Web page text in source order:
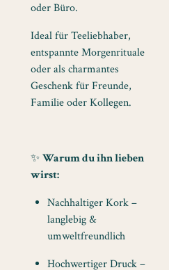
oder Büro.
Ideal für Teeliebhaber,
entspannte Morgenrituale
oder als charmantes
Geschenk für Freunde,
Familie oder Kollegen.
✨ Warum du ihn lieben
wirst:
Nachhaltiger Kork –
langlebig &
umweltfreundlich
Hochwertiger Druck –